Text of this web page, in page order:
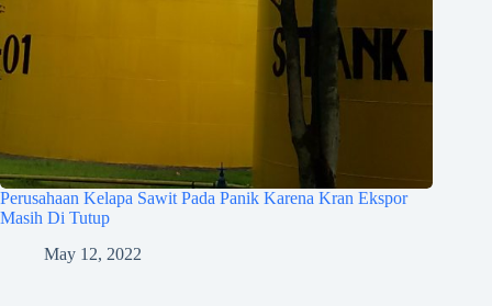
Perusahaan Kelapa Sawit Pada Panik Karena Kran Ekspor
Masih Di Tutup
May 12, 2022